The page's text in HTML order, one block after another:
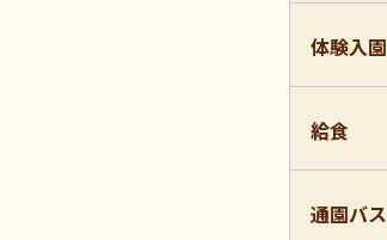
体験入園
給食
通園バス